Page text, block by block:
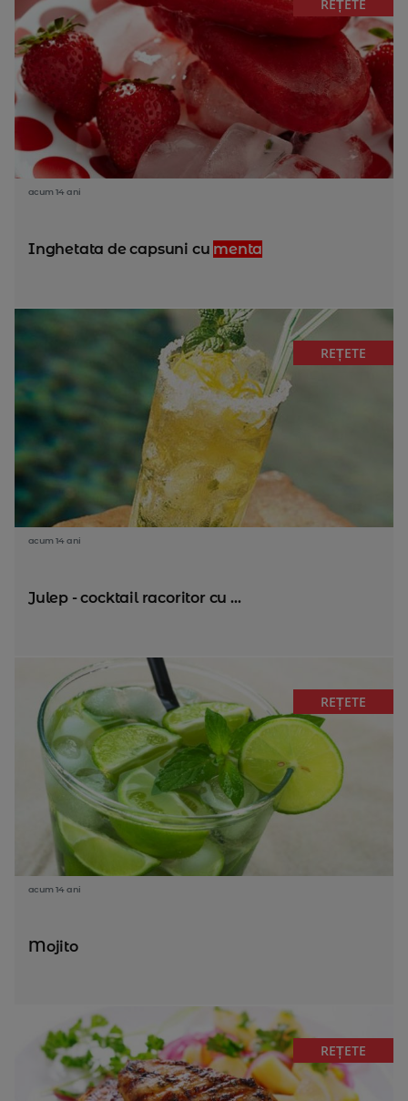
REȚETE
acum 14 ani
Inghetata de capsuni cu menta
REȚETE
acum 14 ani
Julep - cocktail racoritor cu ...
REȚETE
acum 14 ani
Mojito
REȚETE